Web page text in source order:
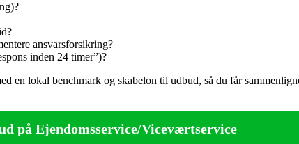
ansvarsforsikring?
inden 24 timer”)?
en lokal benchmark og skabelon til udbud, så du får
på Ejendomsservice/Viceværtservice